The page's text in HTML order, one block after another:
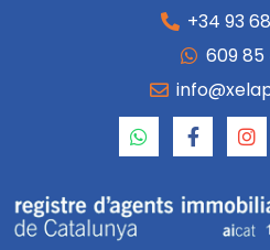
+34 93
609 85